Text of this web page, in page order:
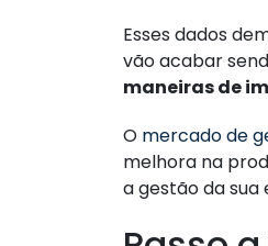
Esses dados
vão acabar
maneiras de
O mercado de
melhora na
a gestão da